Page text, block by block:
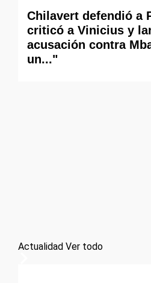
Chilavert defendió a
criticó a Vinicius y
acusación contra
un..."
Actualidad Ver todo